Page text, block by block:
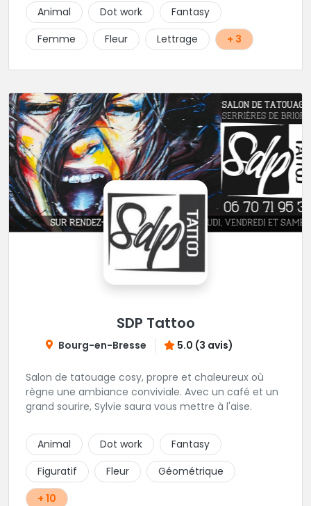
Animal Dot work
Fantasy
Femme
Fleur Lettrage + 3
SDP Tattoo
Bourg-en-Bresse 5.0 (3 avis)
Salon de tatouage cosy, propre et chaleureux où
règne une ambiance conviviale. Avec un café et un
grand sourire, Sylvie saura vous mettre à l'aise.
Animal Dot work
Fantasy
Figuratif
Fleur
Géométrique
+ 10